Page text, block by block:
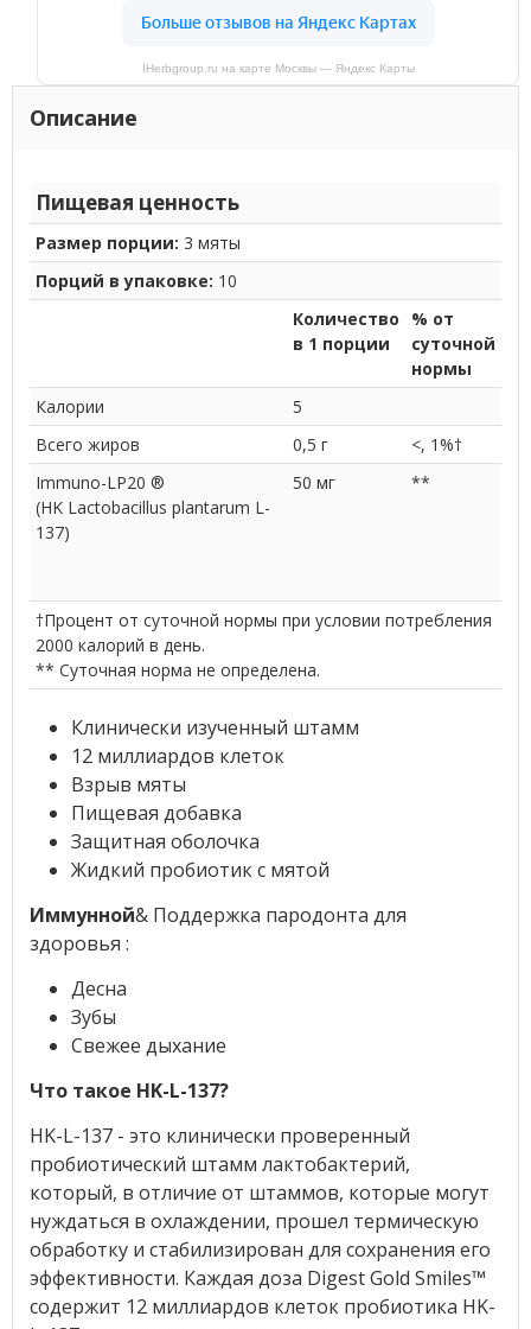
IHerbgroup.ru на карте Москвы — Яндекс Карты
Описание
Пищевая ценность
Размер порции: 3 мяты
Порций в упаковке: 10
Количество
в 1 порции
% от
суточной
нормы
Калории
5
Всего жиров
0,5 г <, 1%†
Immuno-LP20 ®
(HK Lactobacillus plantarum L-
137)
50 мг **
†Процент от суточной нормы при условии потребления
2000 калорий в день.
** Суточная норма не определена.
Клинически изученный штамм
12 миллиардов клеток
Взрыв мяты
Пищевая добавка
Защитная оболочка
Жидкий пробиотик с мятой
Иммунной& Поддержка пародонта для
здоровья :
Десна
Зубы
Свежее дыхание
Что такое HK-L-137?
HK-L-137 - это клинически проверенный
пробиотический штамм лактобактерий,
который, в отличие от штаммов, которые могут
нуждаться в охлаждении, прошел термическую
обработку и стабилизирован для сохранения его
эффективности. Каждая доза Digest Gold Smiles™
содержит 12 миллиардов клеток пробиотика HK-